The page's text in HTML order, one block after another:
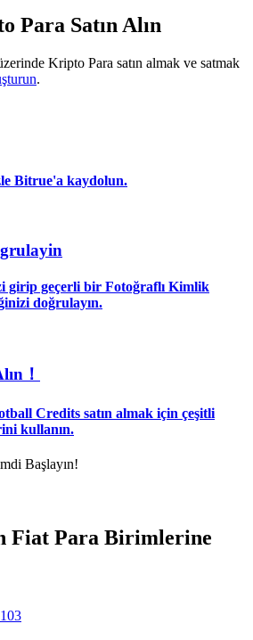
olmak üzere büyük veri analizi.
Para Satın Alın
Kripto Para satın almak ve satmak
.
Bitrue'a kaydolun.
girip geçerli bir Fotoğraflı Kimlik
doğrulayın.
！
Credits satın almak için çeşitli
kullanın.
Başlayın!
Fiat Para Birimlerine